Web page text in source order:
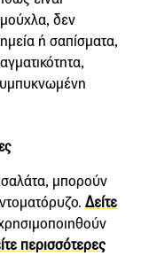
δεν
ή σαπίσματα,
σαλάτα, μπορούν
Δείτε
περισσότερες